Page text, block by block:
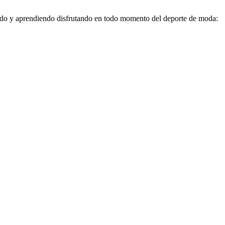
y aprendiendo disfrutando en todo momento del deporte de moda: